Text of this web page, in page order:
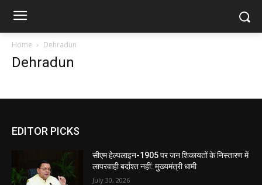
Home Dehradun
Dehradun
EDITOR PICKS
सीएम हेल्पलाइन-1905 पर जन शिकायतों के निस्तारण में
लापरवाही बर्दाश्त नहीं: मुख्यमंत्री धामी
July 30, 2026